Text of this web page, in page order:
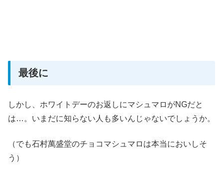
最後に
しかし、ホワイトデーのお返しにマシュマロがNGだと
は…。いまだに知らない人も多いんじゃないでしょうか。
（でも石村萬盛堂のチョコマシュマロは本当においしそ
う）